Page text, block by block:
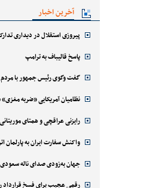
آخرین اخبار
پیروزی استقلال در دیداری
پاسخ قالیباف به ترامپ
گفت وگوی رئیس جمهور با مردم
نظامیان آمریکایی «ضربه
رایزنی عراقچی و همتای موریتانی
واکنش سفارت ایران به پارلمان
جهان به‌زودی صدای ناله
رقمی عجیب برای فسخ قرارداد